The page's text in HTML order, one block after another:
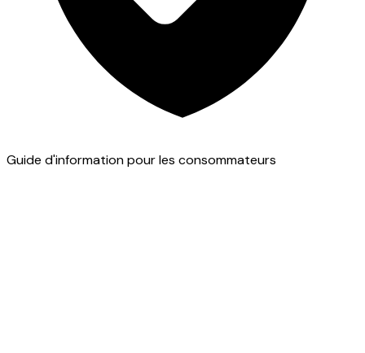
Guide d'information pour les consommateurs